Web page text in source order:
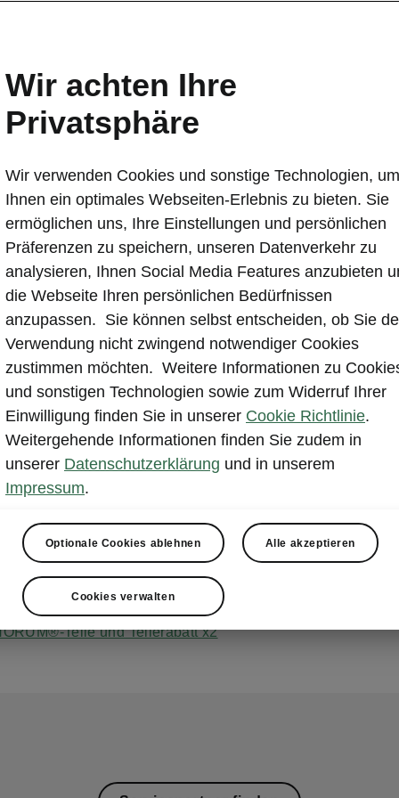
ausschließlich Škoda
wie wir bei unseren Fahrzeugen Wert auf Qualität,
legen, stellen wir auch an die Produktion und Entwicklung
höchste Ansprüche. Ein Großteil der Ersatzteile wird
entwickelt, wodurch der spätere Einbau reibungslos
geht.
an Škoda Original Teilen umfasst alle in einem
Teile wie zum Beispiel Verschleißteile, Karosserieteile,
Scheinwerfer und vieles mehr. Škoda Original
Produktionsende eines Modells noch mehrere Jahre lang
sich also keine Sorgen zu machen, dass wir kein
haben. Bei Fragen wenden Sie sich gerne an Ihren
Klick zum passenden Abschnitt:
Teile im Überblick
Škoda Motoröle
Teilelogistik
Teile und Teilerabatt x2
Wir achten Ihre
Privatsphäre
Wir verwenden Cookies und sonstige Technologien, um
Ihnen ein optimales Webseiten-Erlebnis zu bieten. Sie
ermöglichen uns, Ihre Einstellungen und persönlichen
Präferenzen zu speichern, unseren Datenverkehr zu
analysieren, Ihnen Social Media Features anzubieten
die Webseite Ihren persönlichen Bedürfnissen
anzupassen. Sie können selbst entscheiden, ob Sie
Verwendung nicht zwingend notwendiger Cookies
zustimmen möchten. Weitere Informationen zu
und sonstigen Technologien sowie zum Widerruf Ihrer
Einwilligung finden Sie in unserer Cookie Richtlinie.
Weitergehende Informationen finden Sie zudem in
unserer Datenschutzerklärung und in unserem
Impressum.
Optionale Cookies ablehnen Alle akzeptieren
Cookies verwalten